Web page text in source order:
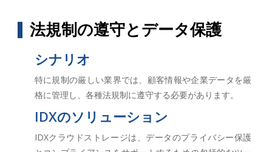
法規制の遵守とデータ保護
シナリオ
特に規制の厳しい業界では、顧客情報や企業データを厳
格に管理し、各種法規制に遵守する必要があります。
IDXのソリューション
IDXクラウドストレージは、データのプライバシー保護